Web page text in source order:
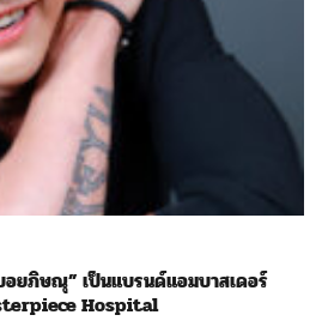
ยภิษณุ” เป็นแบรนด์แอมบาสเดอร์
Hospital